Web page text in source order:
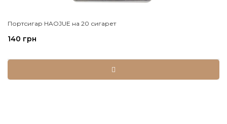
Портсигар HAOJUE на 20 сигарет
140 грн